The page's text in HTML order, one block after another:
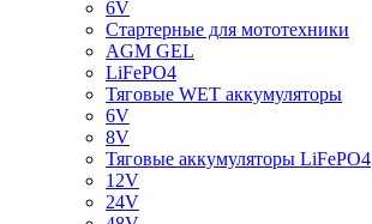
6V
Стартерные для мототехники
AGM GEL
LiFePO4
Тяговые WET аккумуляторы
6V
8V
Тяговые аккумуляторы LiFePO4
12V
24V